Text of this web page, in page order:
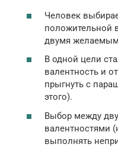
Человек
положительной
двумя
В одной цели
валентность и
прыгнуть с
этого).
Выбор между
валентностями
выполнять